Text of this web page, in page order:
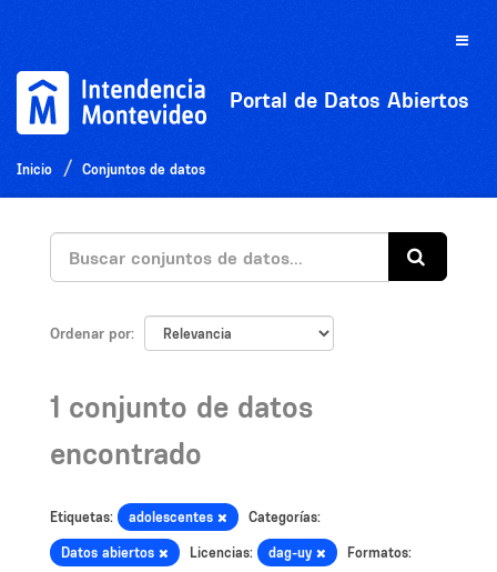
Toggle
Portal de Datos Abiertos
Inicio Conjuntos de datos
Ordenar por
1 conjunto de datos
encontrado
Etiquetas: adolescentes Categorías:
Datos abiertos Licencias: dag-uy Formatos: